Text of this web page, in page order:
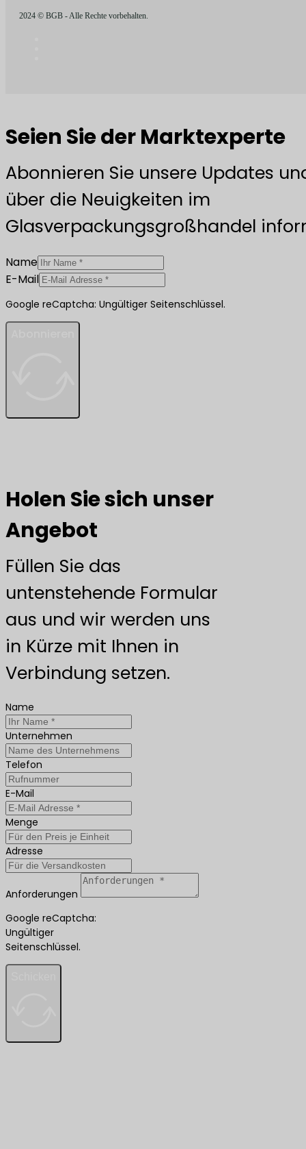
2024 © BGB - Alle Rechte vorbehalten.
Seien Sie der Marktexperte
Abonnieren Sie unsere Updates
über die Neuigkeiten im
Glasverpackungsgroßhandel
Name
E-Mail
Google reCaptcha: Ungültiger Seitenschlüssel.
Holen Sie sich unser
Angebot
Füllen Sie das
untenstehende Formular
aus und wir werden uns
in Kürze mit Ihnen in
Verbindung setzen.
Name
Unternehmen
Telefon
E-Mail
Menge
Adresse
Anforderungen
Google reCaptcha:
Ungültiger
Seitenschlüssel.